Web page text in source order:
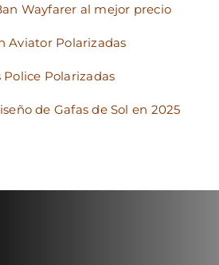
Wayfarer al mejor precio
Aviator Polarizadas
Police Polarizadas
de Gafas de Sol en 2025